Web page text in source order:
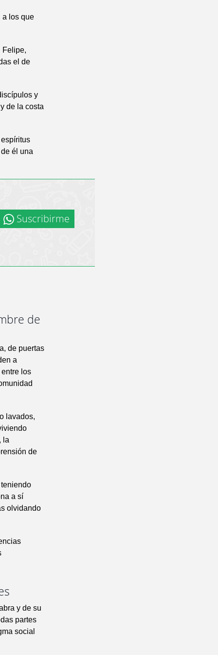
a los que
Felipe,
el de
y
de la costa
él una
Suscribirme
de
de puertas
a
los
lavados,
la
de
a sí
olvidando
y de su
partes
social